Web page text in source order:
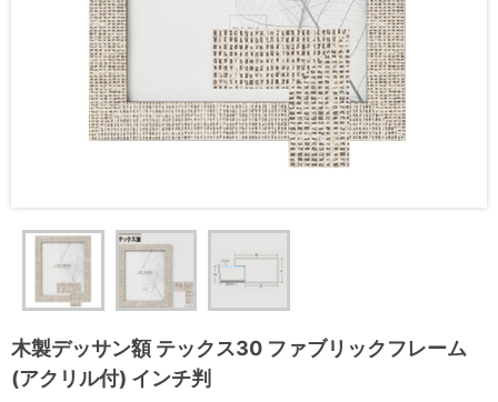
木製デッサン額 テックス30 ファブリックフレーム
(アクリル付) インチ判